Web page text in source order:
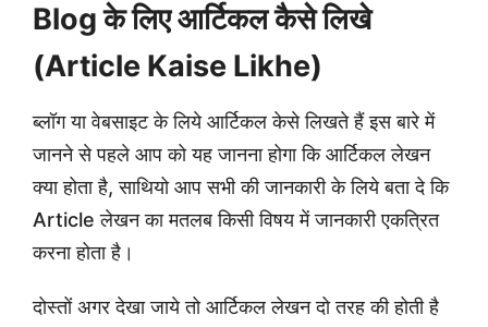
Blog के लिए आर्टिकल कैसे लिखे
(Article Kaise Likhe)
ब्लॉग या वेबसाइट के लिये आर्टिकल केसे लिखते हैं इस बारे में
जानने से पहले आप को यह जानना होगा कि आर्टिकल लेखन
क्या होता है, साथियो आप सभी की जानकारी के लिये बता दे कि
Article लेखन का मतलब किसी विषय में जानकारी एकत्रित
करना होता है।
दोस्तों अगर देखा जाये तो आर्टिकल लेखन दो तरह की होती है